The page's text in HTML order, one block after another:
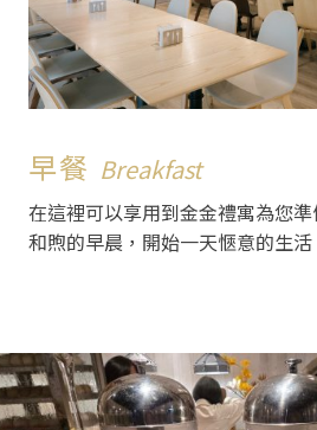
早餐 Breakfast
在這裡可以享用到金金禮寓為您
和煦的早晨，開始一天愜意的生活